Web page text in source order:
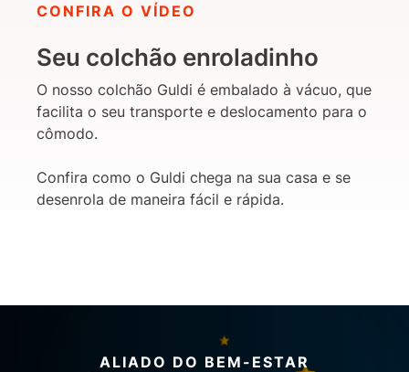
CONFIRA O VÍDEO
Seu colchão enroladinho
O nosso colchão Guldi é embalado à vácuo, que
facilita o seu transporte e deslocamento para o
cômodo.
Confira como o Guldi chega na sua casa e se
desenrola de maneira fácil e rápida.
ALIADO DO BEM-ESTAR